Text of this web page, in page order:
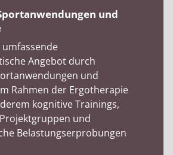
und
Angebot durch
und
Rahmen der Ergotherapie
kognitive Trainings,
und
Belastungserprobungen